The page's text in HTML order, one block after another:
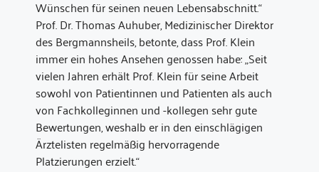
Wünschen für seinen neuen Lebensabschnitt.“
Prof. Dr. Thomas Auhuber, Medizinischer Direktor
des Bergmannsheils, betonte, dass Prof. Klein
immer ein hohes Ansehen genossen habe: „Seit
vielen Jahren erhält Prof. Klein für seine Arbeit
sowohl von Patientinnen und Patienten als auch
von Fachkolleginnen und -kollegen sehr gute
Bewertungen, weshalb er in den einschlägigen
Ärztelisten regelmäßig hervorragende
Platzierungen erzielt.“